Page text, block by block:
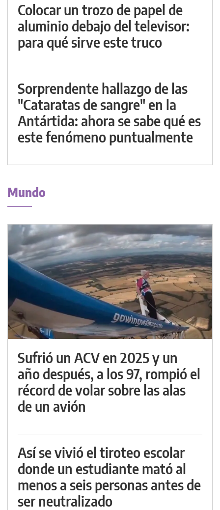
Colocar un trozo de papel de
aluminio debajo del televisor:
para qué sirve este truco
Sorprendente hallazgo de las
"Cataratas de sangre" en la
Antártida: ahora se sabe qué es
este fenómeno puntualmente
Mundo
Sufrió un ACV en 2025 y un
año después, a los 97, rompió el
récord de volar sobre las alas
de un avión
Así se vivió el tiroteo escolar
donde un estudiante mató al
menos a seis personas antes de
ser neutralizado